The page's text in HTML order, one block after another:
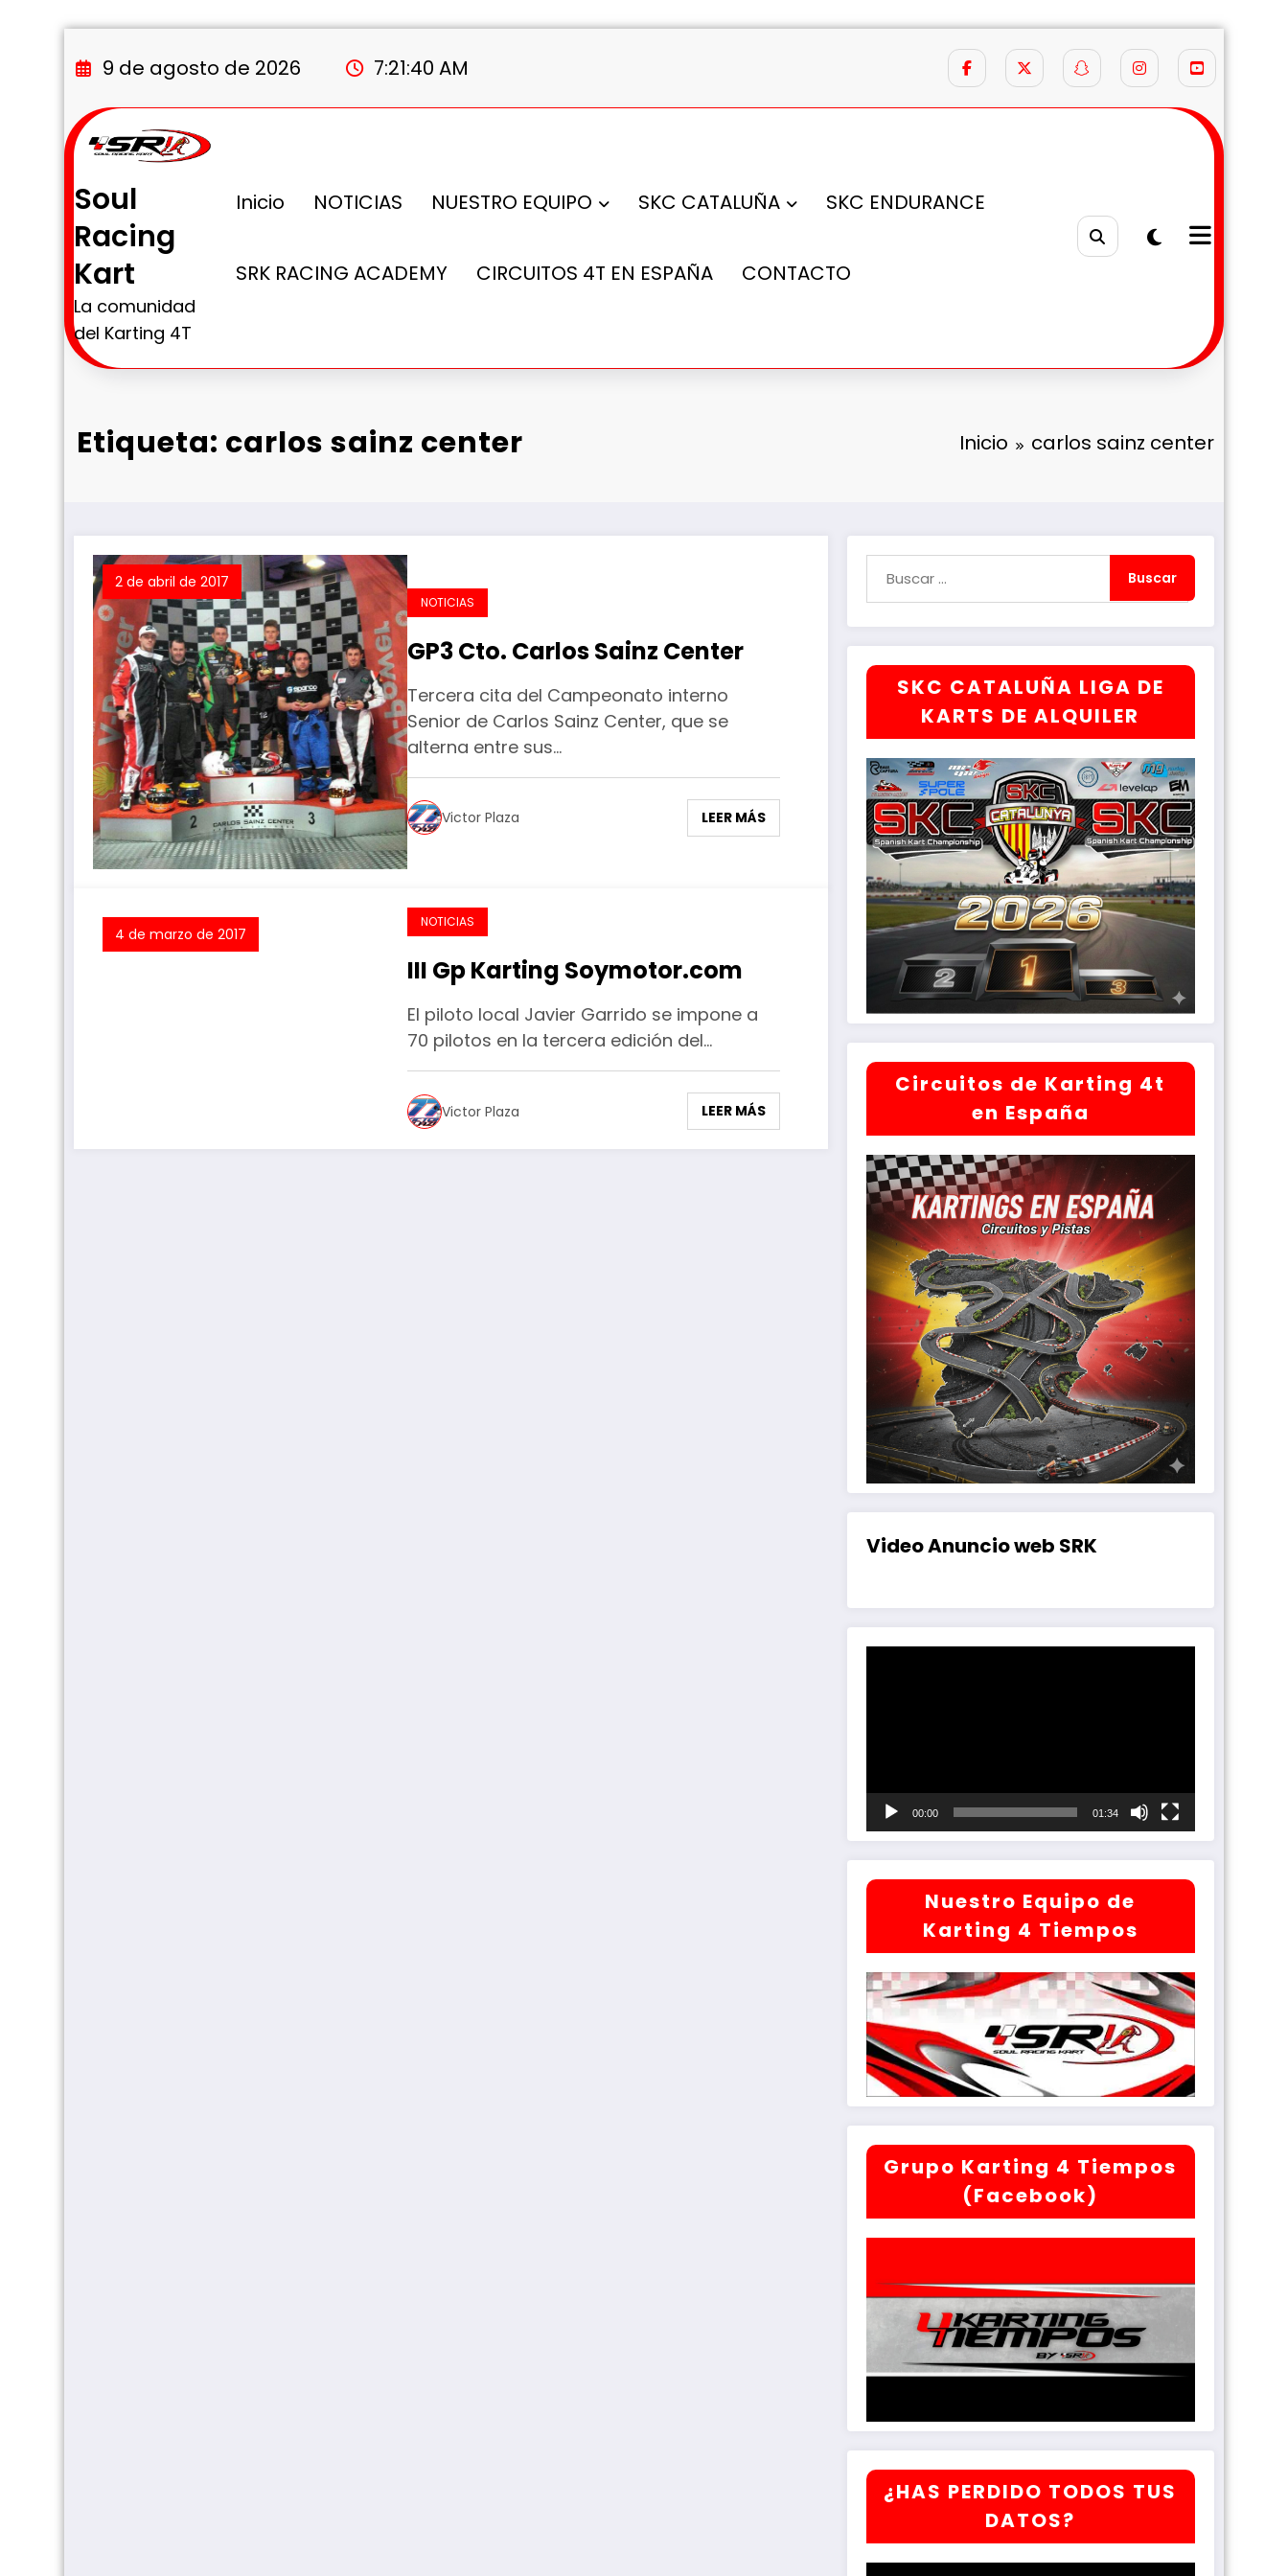
al
9 de agosto de 2026 7:21:41 AM
Soul
Racing
Kart
La comunidad
del Karting 4T
Inicio NOTICIAS NUESTRO EQUIPO SKC CATALUÑA SKC ENDURANCE
SRK RACING ACADEMY CIRCUITOS 4T EN ESPAÑA CONTACTO
Etiqueta: carlos sainz center Inicio carlos sainz center
2 de abril de 2017
NOTICIAS
GP3 Cto. Carlos Sainz Center
Tercera cita del Campeonato interno
Senior de Carlos Sainz Center, que se
alterna entre sus…
Victor Plaza LEER MÁS
4 de marzo de 2017
NOTICIAS
III Gp Karting Soymotor.com
El piloto local Javier Garrido se impone a
70 pilotos en la tercera edición del…
Victor Plaza LEER MÁS
SKC CATALUÑA LIGA DE
KARTS DE ALQUILER
Circuitos de Karting 4t
en España
Video Anuncio web SRK
00:00 01:34
Nuestro Equipo de
Karting 4 Tiempos
Grupo Karting 4 Tiempos
(Facebook)
¿HAS PERDIDO TODOS TUS
DATOS?